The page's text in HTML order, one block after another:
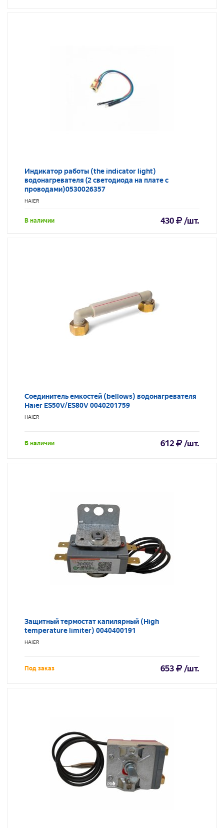
Индикатор работы (the indicator light)
водонагревателя (2 светодиода на плате с
проводами)0530026357
HAIER
В наличии 430 /шт.
Соединитель ёмкостей (bellows) водонагревателя
Haier ES50V/ES80V 0040201759
HAIER
В наличии 612 /шт.
Защитный термостат капилярный (High
temperature limiter) 0040400191
HAIER
Под заказ 653 /шт.